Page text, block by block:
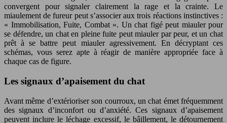
convergent pour signaler clairement la rage et la crainte. Le
miaulement de fureur peut s’associer aux trois réactions instinctives :
« Immobilisation, Fuite, Combat ». Un chat figé peut miauler pour
se défendre, un chat en pleine fuite peut miauler par peur, et un chat
prêt à se battre peut miauler agressivement. En décryptant ces
schémas, vous serez apte à réagir de manière appropriée face à
chaque cas de figure.
Les signaux d’apaisement du chat
Avant même d’extérioriser son courroux, un chat émet fréquemment
des signaux d’inconfort ou d’anxiété. Ces signaux d’apaisement
peuvent inclure le léchage excessif, le bâillement, le détournement